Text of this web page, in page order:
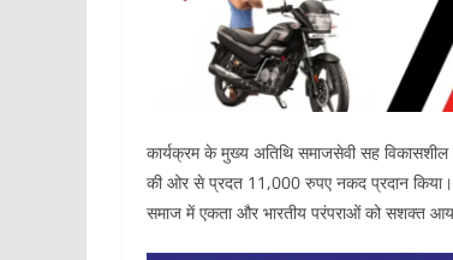
कार्यक्रम के मुख्य अतिथि समाजसेवी सह विकासशील
की ओर से प्रदत 11,000 रुपए नकद प्रदान
समाज में एकता और भारतीय परंपराओं को सशक्त